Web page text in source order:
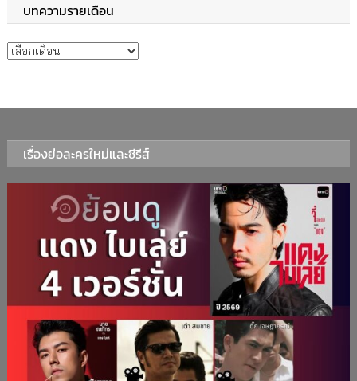
บทความรายเดือน
บทความรายเดือน
เรื่องย่อละครใหม่และซีรีส์